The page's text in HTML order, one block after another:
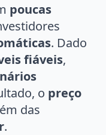
poucas
. Dado
fiáveis,
o preço
das
.